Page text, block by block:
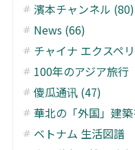
濱本チャンネル (80)
News (66)
チャイナ エクスペ
100年のアジア旅
傻瓜通讯 (47)
華北の「外国」建
ベトナム 生活図譜